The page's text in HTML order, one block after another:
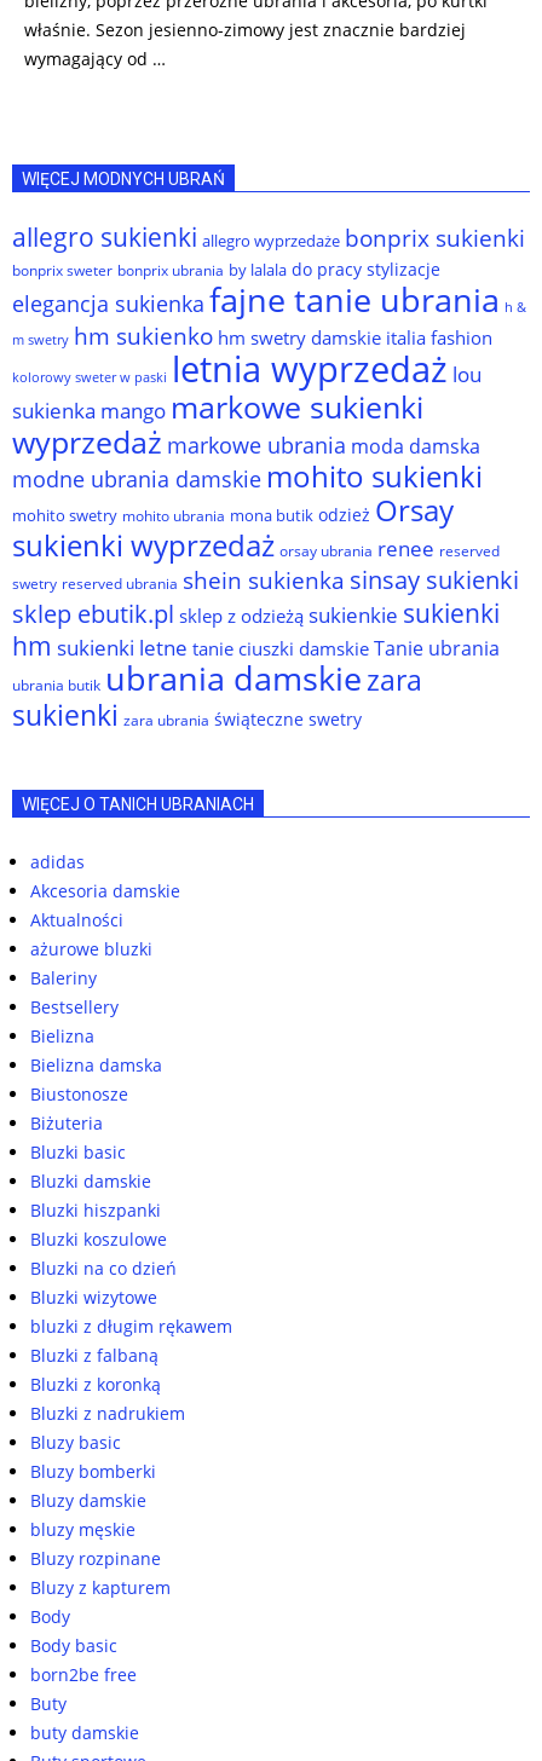
właśnie. Sezon jesienno-zimowy jest znacznie bardziej
wymagający od …
WIĘCEJ MODNYCH UBRAŃ
allegro sukienki allegro wyprzedaże bonprix sukienki
bonprix sweter bonprix ubrania by lalala do pracy stylizacje
elegancja sukienka fajne tanie ubrania h &
m swetry hm sukienko hm swetry damskie italia fashion
kolorowy sweter w paski letnia wyprzedaż lou
sukienka mango markowe sukienki
wyprzedaż markowe ubrania moda damska
modne ubrania damskie mohito sukienki
mohito swetry mohito ubrania mona butik odzież Orsay
sukienki wyprzedaż orsay ubrania renee reserved
swetry reserved ubrania shein sukienka sinsay sukienki
sklep ebutik.pl sklep z odzieżą sukienkie sukienki
hm sukienki letne tanie ciuszki damskie Tanie ubrania
ubrania butik ubrania damskiezara
sukienki zara ubrania świąteczne swetry
WIĘCEJ O TANICH UBRANIACH
adidas
Akcesoria damskie
Aktualności
ażurowe bluzki
Baleriny
Bestsellery
Bielizna
Bielizna damska
Biustonosze
Biżuteria
Bluzki basic
Bluzki damskie
Bluzki hiszpanki
Bluzki koszulowe
Bluzki na co dzień
Bluzki wizytowe
bluzki z długim rękawem
Bluzki z falbaną
Bluzki z koronką
Bluzki z nadrukiem
Bluzy basic
Bluzy bomberki
Bluzy damskie
bluzy męskie
Bluzy rozpinane
Bluzy z kapturem
Body
Body basic
born2be free
Buty
buty damskie